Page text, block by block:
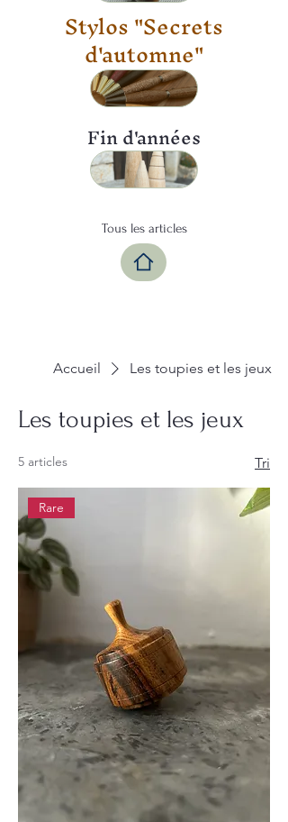
Stylos "Secrets
d'automne"
Fin d'années
Tous les articles
Accueil Les toupies et les jeux
Les toupies et les jeux
5 articles Tri
Rare